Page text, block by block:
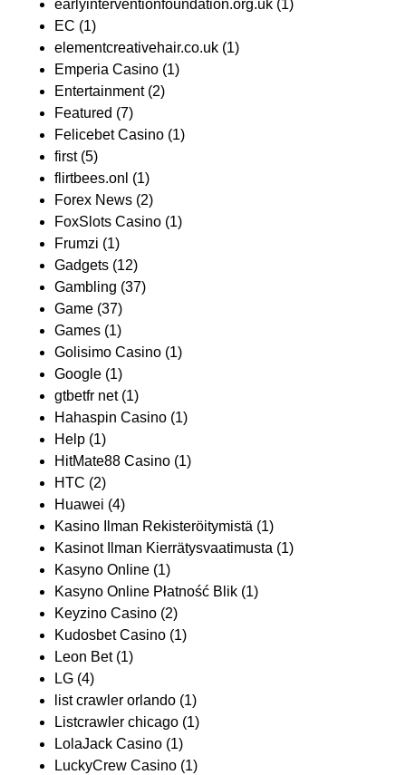
earlyinterventionfoundation.org.uk (1)
EC (1)
elementcreativehair.co.uk (1)
Emperia Casino (1)
Entertainment(2)
Featured (7)
Felicebet Casino (1)
first(5)
flirtbees.onl (1)
Forex News (2)
FoxSlots Casino (1)
Frumzi (1)
Gadgets (12)
Gambling (37)
Game (37)
Games (1)
Golisimo Casino (1)
Google (1)
gtbetfr net(1)
Hahaspin Casino (1)
Help (1)
HitMate88 Casino (1)
HTC (2)
Huawei (4)
Kasino Ilman Rekisteröitymistä (1)
Kasinot Ilman Kierrätysvaatimusta (1)
Kasyno Online (1)
Kasyno Online Płatność Blik (1)
Keyzino Casino (2)
Kudosbet Casino (1)
Leon Bet(1)
LG (4)
list crawler orlando (1)
Listcrawler chicago (1)
LolaJack Casino (1)
LuckyCrew Casino (1)